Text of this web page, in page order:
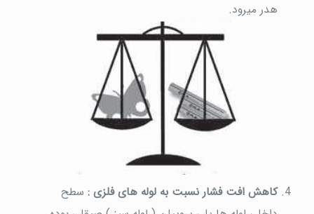
هدر میرود.
کاهش افت فشار نسبت به لوله های فلزی :سطح